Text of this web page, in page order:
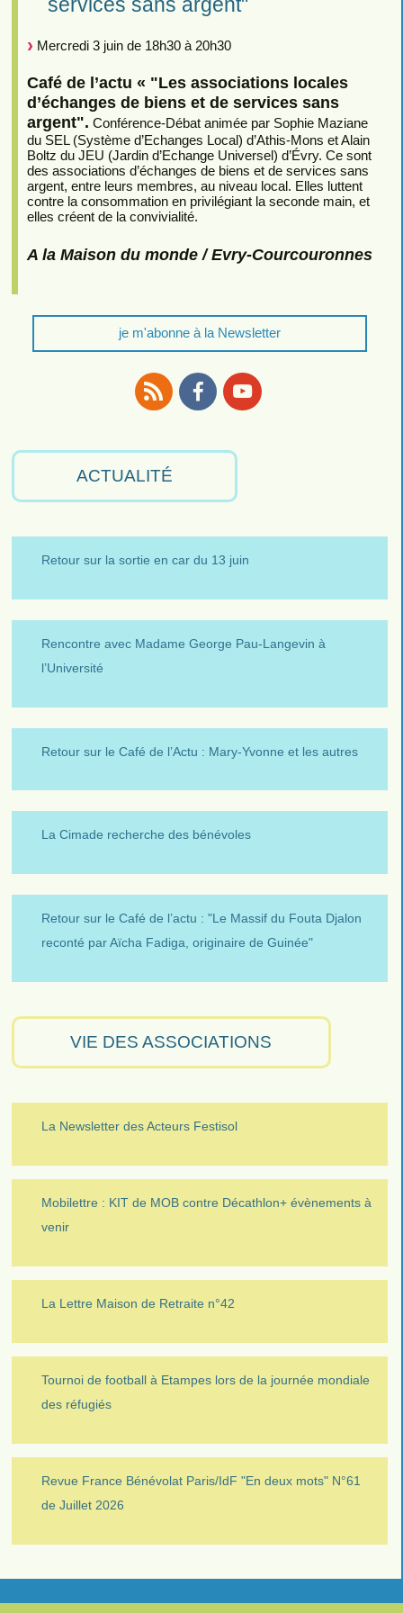
Mercredi 3 juin de 18h30 à 20h30
Café de l’actu « "Les associations locales
d’échanges de biens et de services sans
argent". Conférence-Débat animée par Sophie Maziane
du SEL (Système d’Echanges Local) d’Athis-Mons et Alain
Boltz du JEU (Jardin d’Echange Universel) d’Évry. Ce sont
des associations d’échanges de biens et de services sans
argent, entre leurs membres, au niveau local. Elles luttent
contre la consommation en privilégiant la seconde main, et
elles créent de la convivialité.
A la Maison du monde / Evry-Courcouronnes
je m'abonne à la Newsletter
ACTUALITÉ
Retour sur la sortie en car du 13 juin
Rencontre avec Madame George Pau-Langevin à
l’Université
Retour sur le Café de l’Actu : Mary-Yvonne et les autres
La Cimade recherche des bénévoles
Retour sur le Café de l’actu : "Le Massif du Fouta Djalon
reconté par Aïcha Fadiga, originaire de Guinée"
VIE DES ASSOCIATIONS
La Newsletter des Acteurs Festisol
Mobilettre : KIT de MOB contre Décathlon+ évènements à
venir
La Lettre Maison de Retraite n°42
Tournoi de football à Etampes lors de la journée mondiale
des réfugiés
Revue France Bénévolat Paris/IdF "En deux mots" N°61
de Juillet 2026